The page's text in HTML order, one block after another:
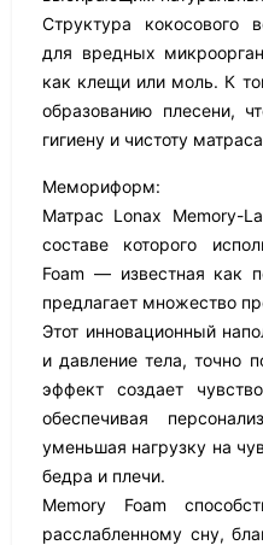
Структура кокосового
для вредных
как клещи или моль. К
образованию плесени,
гигиену и чистоту
Мемориформ:
Матрас Lonax Memory-
составе которого
Foam — известная как
предлагает множество
Этот инновационный
и давление тела, точно
эффект создает
обеспечивая
уменьшая нагрузку на
бедра и плечи.
Memory Foam
расслабленному сну,